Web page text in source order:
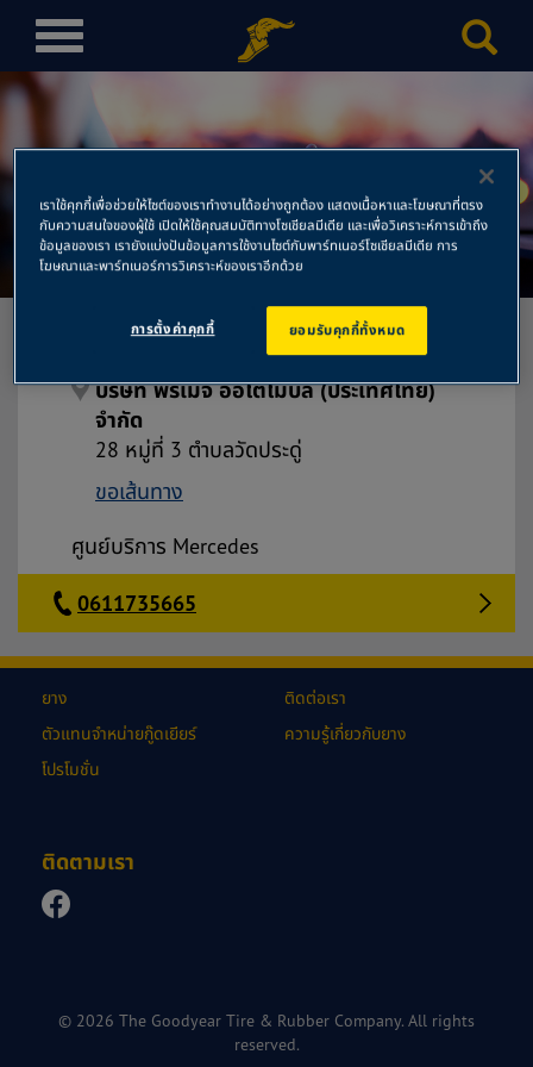
T
l
n
a
v
t
บริษัท พรีเมจ ออโตโมบิล
(ประเทศไทย) จำกัด
บริษัท พรีเมจ ออโตโมบิล (ประเทศไทย)
จำกัด
28 หมู่ที่ 3 ตำบลวัดประดู่
ขอเส้นทาง
ศูนย์บริการ Mercedes
0611735665
ยาง
ตัวแทนจำหน่ายกู๊ดเยียร์
โปรโมชั่น
ติดต่อเรา
ความรู้เกี่ยวกับยาง
ติดตามเรา
© 2026 The Goodyear Tire & Rubber Company. All rights
reserved.
เราใช้คุกกี้เพื่อช่วยให้ไซต์ของเราทำงานได้อย่างถูกต้อง แสดงเนื้อหาและโฆษณาที่ตรง
กับความสนใจของผู้ใช้ เปิดให้ใช้คุณสมบัติทางโซเชียลมีเดีย และเพื่อวิเคราะห์การเข้าถึง
ข้อมูลของเรา เรายังแบ่งปันข้อมูลการใช้งานไซต์กับพาร์ทเนอร์โซเชียลมีเดีย การ
โฆษณาและพาร์ทเนอร์การวิเคราะห์ของเราอีกด้วย
ยอมรับคุกกี้ทั้งหมด
การตั้งค่าคุกกี้